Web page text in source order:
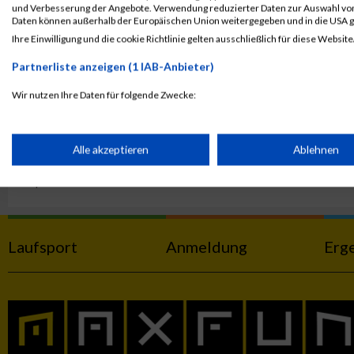
2025
Teamwertung
Cöster
2025
5633
GPos = Geschlechter Position, KPos = Kategorie Position, TPos
Laufsport Anmeldung
und Verbesserung der Angebote. Verwendung reduzierter Daten zur Auswahl
Daten können außerhalb der Europäischen Union weitergegeben und in die USA
Ihre Einwilligung und die cookie Richtlinie gelten ausschließlich für diese
Partnerliste anzeigen (1 IAB-Anbieter)
Wir nutzen Ihre Daten für folgende Zwecke:
Speichern von oder Zugriff auf Informationen auf einem
Erstellung von Profilen für personalisierte Werbung
Erstellung von Profilen zur Personalisierung von Inhalten
Alle akzeptieren Ablehnen